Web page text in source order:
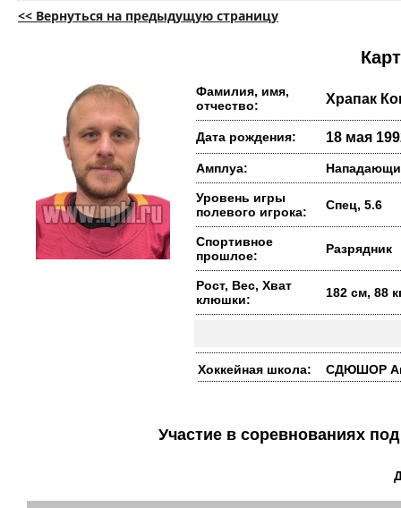
<< Вернуться на предыдущую страницу
Фамилия, имя,
отчество:
Храпак
Дата рождения: 18 мая
Амплуа:
Уровень игры
полевого игрока:
Спец, 5.6
Спортивное
прошлое:
Разрядник
Рост, Вес, Хват
клюшки:
182 см, 88
Хоккейная школа: СДЮШОР
Участие в соревнованиях